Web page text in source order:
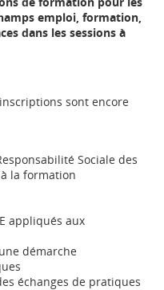
emploi, formation,
dans les sessions à
sont encore
Sociale des
la formation
appliqués aux
démarche
échanges de pratiques